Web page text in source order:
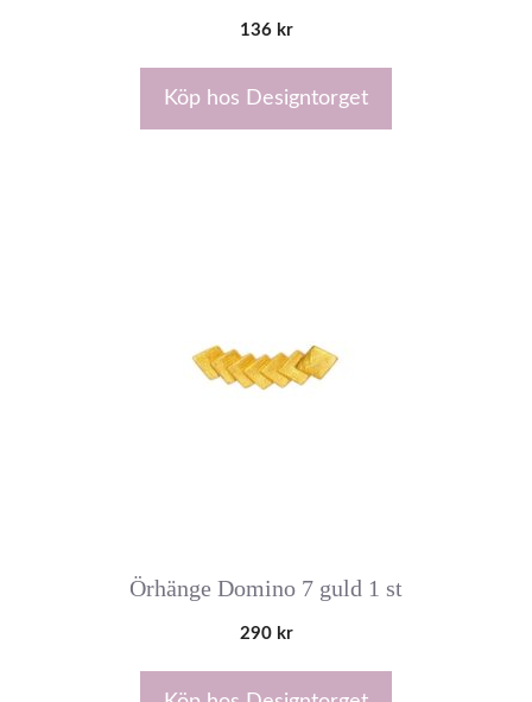
136 kr
Köp hos Designtorget
Örhänge Domino 7 guld 1 st
290 kr